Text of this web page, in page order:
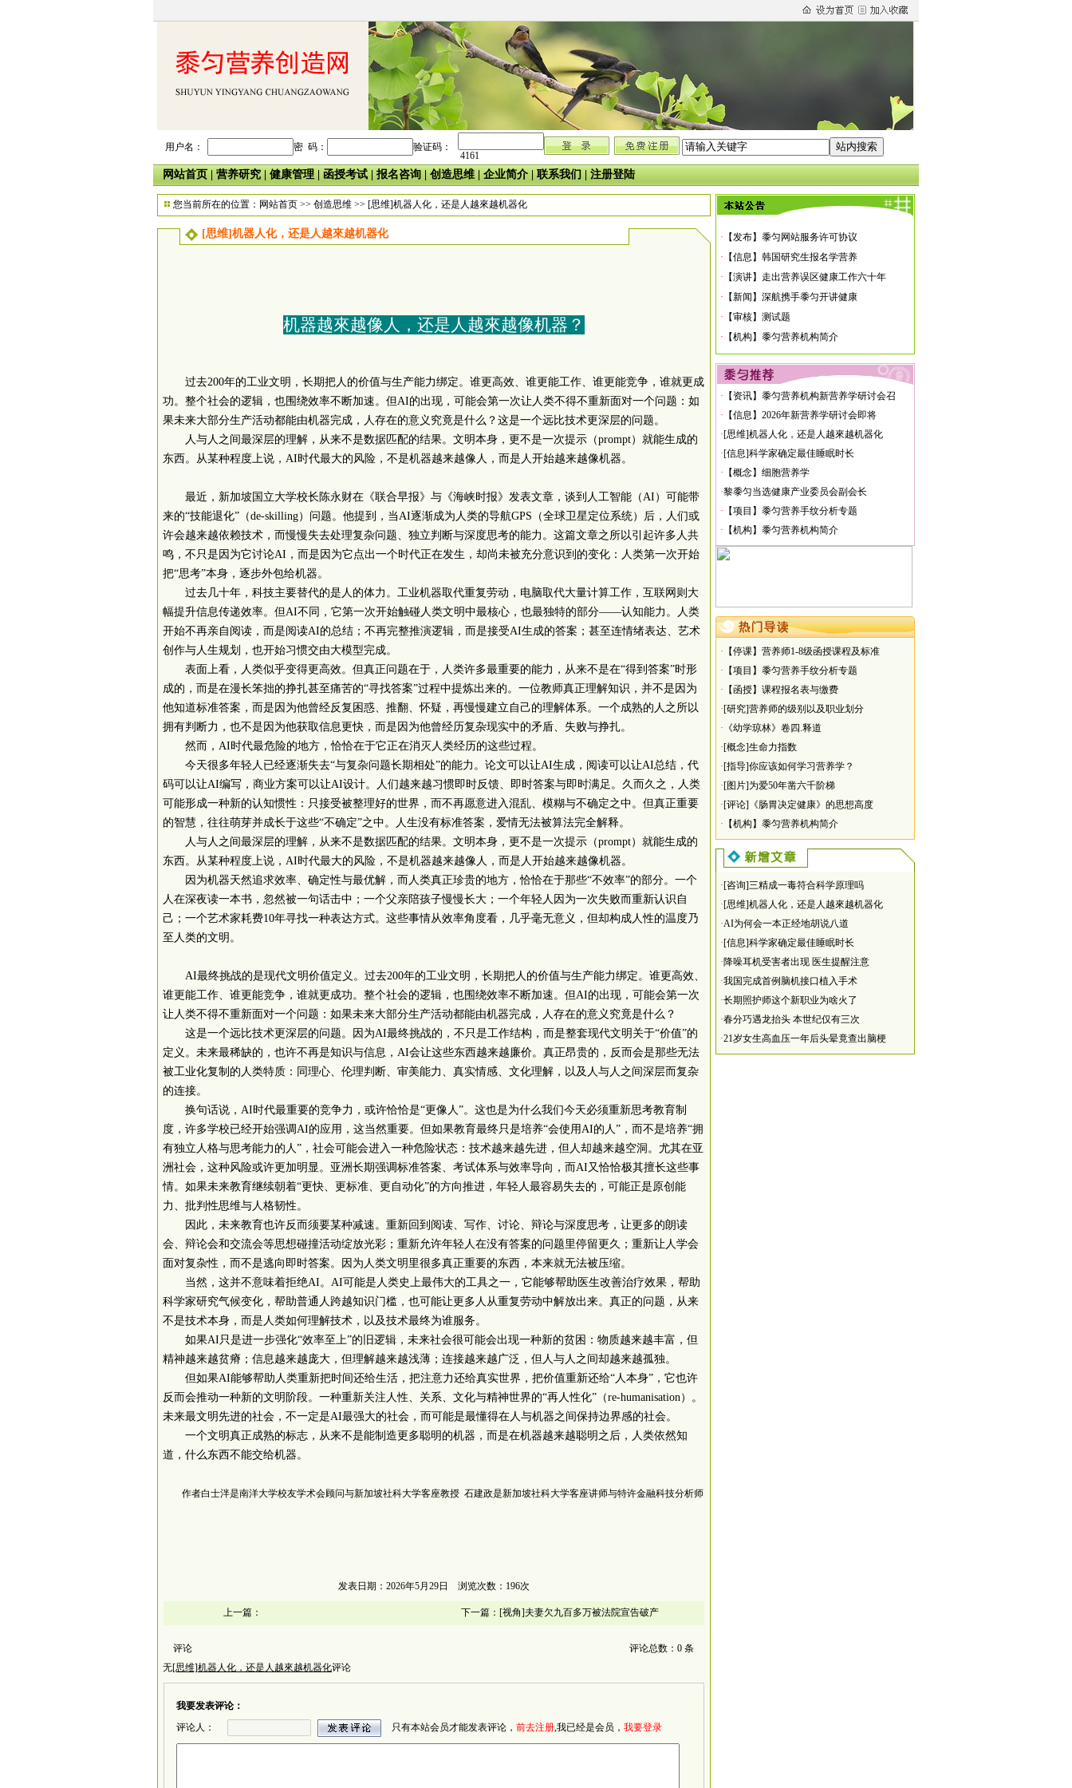
用户名： 密 码： 验证码：
4161
网站首页 营养研究 健康管理 函授考试 报名咨询 创造思维| 企业简介 联系我们 注册登陆
您当前所在的位置： 网站首页 >> 创造思维 >> [思维]机器人化，还是人越來越机器化
[思维]机器人化，还是人越來越机器化
机器越來越像人，还是人越來越像机器？
过去200年的工业文明，长期把人的价值与生产能力绑定。谁更高效、谁更能工作、谁更能竞争，谁就更成
功。整个社会的逻辑，也围绕效率不断加速。但AI的出现，可能会第一次让人类不得不重新面对一个问题：如
果未来大部分生产活动都能由机器完成，人存在的意义究竟是什么？这是一个远比技术更深层的问题。
人与人之间最深层的理解，从来不是数据匹配的结果。文明本身，更不是一次提示（prompt）就能生成的
东西。从某种程度上说， AI时代最大的风险，不是机器越来越像人，而是人开始越来越像机器。
最近，新加坡国立大学校长陈永财在《联合早报》与《海峡时报》发表文章，谈到人工智能（AI ）可能带
来的“技能退化”（de-skilling）问题。他提到，当AI逐渐成为人类的导航GPS （全球卫星定位系统）后，人们或
许会越来越依赖技术，而慢慢失去处理复杂问题、独立判断与深度思考的能力。这篇文章之所以引起许多人共
鸣，不只是因为它讨论AI ，而是因为它点出一个时代正在发生，却尚未被充分意识到的变化：人类第一次开始
把“思考”本身，逐步外包给机器。
过去几十年，科技主要替代的是人的体力。工业机器取代重复劳动，电脑取代大量计算工作，互联网则大
幅提升信息传递效率。但AI不同，它第一次开始触碰人类文明中最核心，也最独特的部分——认知能力。人类
开始不再亲自阅读，而是阅读AI的总结；不再完整推演逻辑，而是接受AI生成的答案；甚至连情绪表达、艺术
创作与人生规划，也开始习惯交由大模型完成。
表面上看，人类似乎变得更高效。但真正问题在于，人类许多最重要的能力，从来不是在“得到答案”时形
成的，而是在漫长笨拙的挣扎甚至痛苦的“寻找答案”过程中提炼出来的。一位教师真正理解知识，并不是因为
他知道标准答案，而是因为他曾经反复困惑、推翻、怀疑，再慢慢建立自己的理解体系。一个成熟的人之所以
拥有判断力，也不是因为他获取信息更快，而是因为他曾经历复杂现实中的矛盾、失败与挣扎。
然而， AI时代最危险的地方，恰恰在于它正在消灭人类经历的这些过程。
今天很多年轻人已经逐渐失去“与复杂问题长期相处”的能力。论文可以让AI生成，阅读可以让AI总结，代
码可以让AI编写，商业方案可以让AI设计。人们越来越习惯即时反馈、即时答案与即时满足。久而久之，人类
可能形成一种新的认知惯性：只接受被整理好的世界，而不再愿意进入混乱、模糊与不确定之中。但真正重要
的智慧，往往萌芽并成长于这些“不确定”之中。人生没有标准答案，爱情无法被算法完全解释。
人与人之间最深层的理解，从来不是数据匹配的结果。文明本身，更不是一次提示（prompt）就能生成的
东西。从某种程度上说， AI时代最大的风险，不是机器越来越像人，而是人开始越来越像机器。
因为机器天然追求效率、确定性与最优解，而人类真正珍贵的地方，恰恰在于那些“不效率”的部分。一个
人在深夜读一本书，忽然被一句话击中；一个父亲陪孩子慢慢长大；一个年轻人因为一次失败而重新认识自
己；一个艺术家耗费10年寻找一种表达方式。这些事情从效率角度看，几乎毫无意义，但却构成人性的温度乃
至人类的文明。
AI最终挑战的是现代文明价值定义。过去200年的工业文明，长期把人的价值与生产能力绑定。谁更高效、
谁更能工作、谁更能竞争，谁就更成功。整个社会的逻辑，也围绕效率不断加速。但AI的出现，可能会第一次
让人类不得不重新面对一个问题：如果未来大部分生产活动都能由机器完成，人存在的意义究竟是什么？
这是一个远比技术更深层的问题。因为AI最终挑战的，不只是工作结构，而是整套现代文明关于“价值”的
定义。未来最稀缺的，也许不再是知识与信息， AI会让这些东西越来越廉价。真正昂贵的，反而会是那些无法
被工业化复制的人类特质：同理心、伦理判断、审美能力、真实情感、文化理解，以及人与人之间深层而复杂
的连接。
换句话说， AI时代最重要的竞争力，或许恰恰是“更像人”。这也是为什么我们今天必须重新思考教育制
度，许多学校已经开始强调AI的应用，这当然重要。但如果教育最终只是培养“会使用AI的人”，而不是培养“拥
有独立人格与思考能力的人”，社会可能会进入一种危险状态：技术越来越先进，但人却越来越空洞。尤其在亚
洲社会，这种风险或许更加明显。亚洲长期强调标准答案、考试体系与效率导向，而AI 又恰恰极其擅长这些事
情。如果未来教育继续朝着“更快、更标准、更自动化”的方向推进，年轻人最容易失去的，可能正是原创能
力、批判性思维与人格韧性。
因此，未来教育也许反而须要某种减速。重新回到阅读、写作、讨论、辩论与深度思考，让更多的朗读
会、辩论会和交流会等思想碰撞活动绽放光彩；重新允许年轻人在没有答案的问题里停留更久；重新让人学会
面对复杂性，而不是逃向即时答案。因为人类文明里很多真正重要的东西，本来就无法被压缩。
当然，这并不意味着拒绝AI。 AI可能是人类史上最伟大的工具之一，它能够帮助医生改善治疗效果，帮助
科学家研究气候变化，帮助普通人跨越知识门槛，也可能让更多人从重复劳动中解放出来。真正的问题，从来
不是技术本身，而是人类如何理解技术，以及技术最终为谁服务。
如果AI只是进一步强化“效率至上”的旧逻辑，未来社会很可能会出现一种新的贫困：物质越来越丰富，但
精神越来越贫瘠；信息越来越庞大，但理解越来越浅薄；连接越来越广泛，但人与人之间却越来越孤独。
但如果AI能够帮助人类重新把时间还给生活，把注意力还给真实世界，把价值重新还给“人本身”，它也许
反而会推动一种新的文明阶段。一种重新关注人性、关系、文化与精神世界的“再人性化”（re-humanisation）。
未来最文明先进的社会，不一定是AI最强大的社会，而可能是最懂得在人与机器之间保持边界感的社会。
一个文明真正成熟的标志，从来不是能制造更多聪明的机器，而是在机器越来越聪明之后，人类依然知
道，什么东西不能交给机器。
作者白士泮是南洋大学校友学术会顾问与新加坡社科大学客座教授 石建政是新加坡社科大学客座讲师与特许金融科技分析师
发表日期：2026年5月29日 浏览次数：196次
上一篇： 下一篇： [视角]夫妻欠九百多万被法院宣告破产
评论
评论总数：0 条
无[思维]机器人化，还是人越來越机器化评论
我要发表评论：
评论人：
只有本站会员才能发表评论， 前去注册,我已经是会员， 我要登录
·【标准】黍匀营养师10大标准
·【信息】孙博士到黍匀进修营养学
· 【发布】黍匀网站服务许可协议
· 【信息】韩国研究生报名学营养
· 【演讲】走出营养误区健康工作六十年
· 【新闻】深航携手黍匀开讲健康
· 【审核】测试题
· 【机构】黍匀营养机构简介
·【标准】黍匀营养师10大标准
【信息】孙博士到黍匀进修营养学
· 【发布】黍匀网站服务许可协议
· 【信息】韩国研究生报名学营养
·【演讲】走出营养误区健康工作六十年
·【新闻】深航携手黍匀开讲健康
【审核】测试题
· 【资讯】黍匀营养机构新营养学研讨会召
· 【信息】2026年新营养学研讨会即将
·[思维]机器人化，还是人越來越机器化
·[信息]科学家确定最佳睡眠时长
· 【概念】细胞营养学
·黎黍匀当选健康产业委员会副会长
· 【项目】黍匀营养手纹分析专题
· 【机构】黍匀营养机构简介
· 【停课】营养师1-8级函授课程及标准
· 【项目】黍匀营养手纹分析专题
· 【函授】课程报名表与缴费
·[研究]营养师的级别以及职业划分
· 《幼学琼林》卷四.释道
·[概念]生命力指数
·[指导]你应该如何学习营养学？
·[图片]为爱50年凿六千阶梯
·[评论]《肠胃决定健康》的思想高度
· 【机构】黍匀营养机构简介
·[咨询]三精成一毒符合科学原理吗
·[思维]机器人化，还是人越來越机器化
·AI为何会一本正经地胡说八道
·[信息]科学家确定最佳睡眠时长
·降噪耳机受害者出现 医生提醒注意
·我国完成首例脑机接口植入手术
·长期照护师这个新职业为啥火了
·春分巧遇龙抬头 本世纪仅有三次
·21岁女生高血压一年后头晕竟查出脑梗